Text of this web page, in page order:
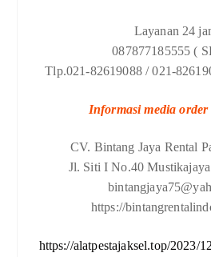
Layanan 24
087877185555 (
Tlp.021-82619088 / 021-
Informasi media
CV. Bintang Jaya Rental
Jl. Siti I No.40
https://
https://alatpestajaksel.top/2023/